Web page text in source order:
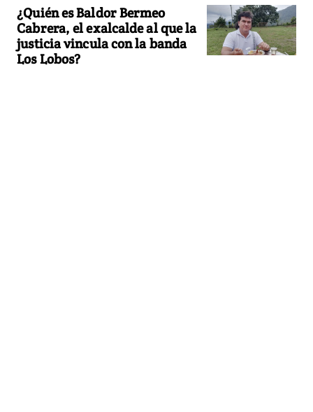
¿Quién es Baldor Bermeo
Cabrera, el exalcalde al que la
justicia vincula con la banda
Los Lobos?